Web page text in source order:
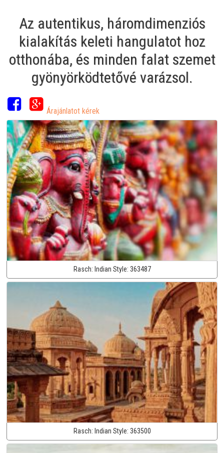
Az autentikus, háromdimenziós
kialakítás keleti hangulatot hoz
otthonába, és minden falat szemet
gyönyörködtetővé varázsol.
Árajánlatot kérek
Rasch: Indian Style: 363487
Rasch: Indian Style: 363500